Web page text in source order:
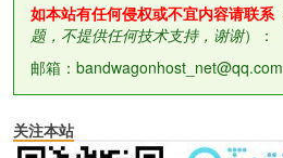
如本站有任何侵权或不宜内容请联系
题，不提供任何技术支持，谢谢）：
邮箱：bandwagonhost_net@qq.com
关注本站